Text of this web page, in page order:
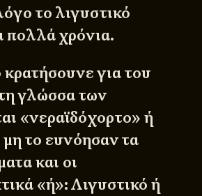
το λιγυστικό
πολλά χρόνια.
για του
γλώσσα των
«νεραϊδόχορτο» ή
το ευνόησαν τα
και οι
«ή»: Λιγυστικό ή